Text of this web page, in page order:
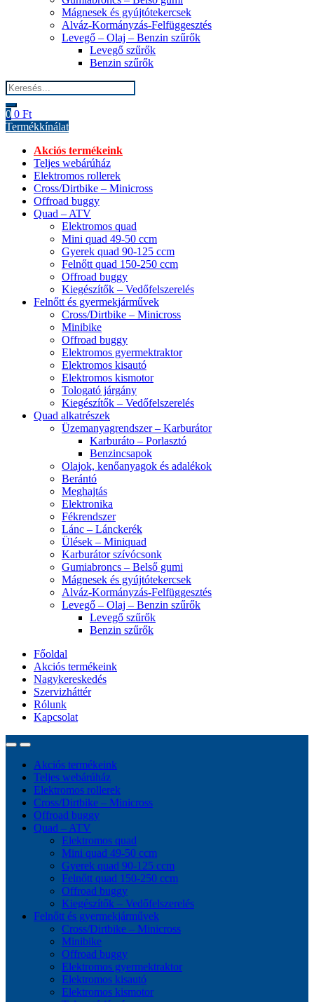
Mágnesek és gyújtótekercsek
Alváz-Kormányzás-Felfüggesztés
Levegő – Olaj – Benzin szűrők
Levegő szűrők
Benzin szűrők
Search
for:
0 0 Ft
Termékkínálat
Akciós termékeink
Teljes webárúház
Elektromos rollerek
Cross/Dirtbike – Minicross
Offroad buggy
Quad – ATV
Elektromos quad
Mini quad 49-50 ccm
Gyerek quad 90-125 ccm
Felnőtt quad 150-250 ccm
Offroad buggy
Kiegészítők – Vedőfelszerelés
Felnőtt és gyermekjárművek
Cross/Dirtbike – Minicross
Minibike
Offroad buggy
Elektromos gyermektraktor
Elektromos kisautó
Elektromos kismotor
Tologató járgány
Kiegészítők – Vedőfelszerelés
Quad alkatrészek
Üzemanyagrendszer – Karburátor
Karburáto – Porlasztó
Benzincsapok
Olajok, kenőanyagok és adalékok
Berántó
Meghajtás
Elektronika
Fékrendszer
Lánc – Lánckerék
Ülések – Miniquad
Karburátor szívócsonk
Gumiabroncs – Belső gumi
Mágnesek és gyújtótekercsek
Alváz-Kormányzás-Felfüggesztés
Levegő – Olaj – Benzin szűrők
Levegő szűrők
Benzin szűrők
Főoldal
Akciós termékeink
Nagykereskedés
Szervizháttér
Rólunk
Kapcsolat
Akciós termékeink
Teljes webárúház
Elektromos rollerek
Cross/Dirtbike – Minicross
Offroad buggy
Quad – ATV
Elektromos quad
Mini quad 49-50 ccm
Gyerek quad 90-125 ccm
Felnőtt quad 150-250 ccm
Offroad buggy
Kiegészítők – Vedőfelszerelés
Felnőtt és gyermekjárművek
Cross/Dirtbike – Minicross
Minibike
Offroad buggy
Elektromos gyermektraktor
Elektromos kisautó
Elektromos kismotor